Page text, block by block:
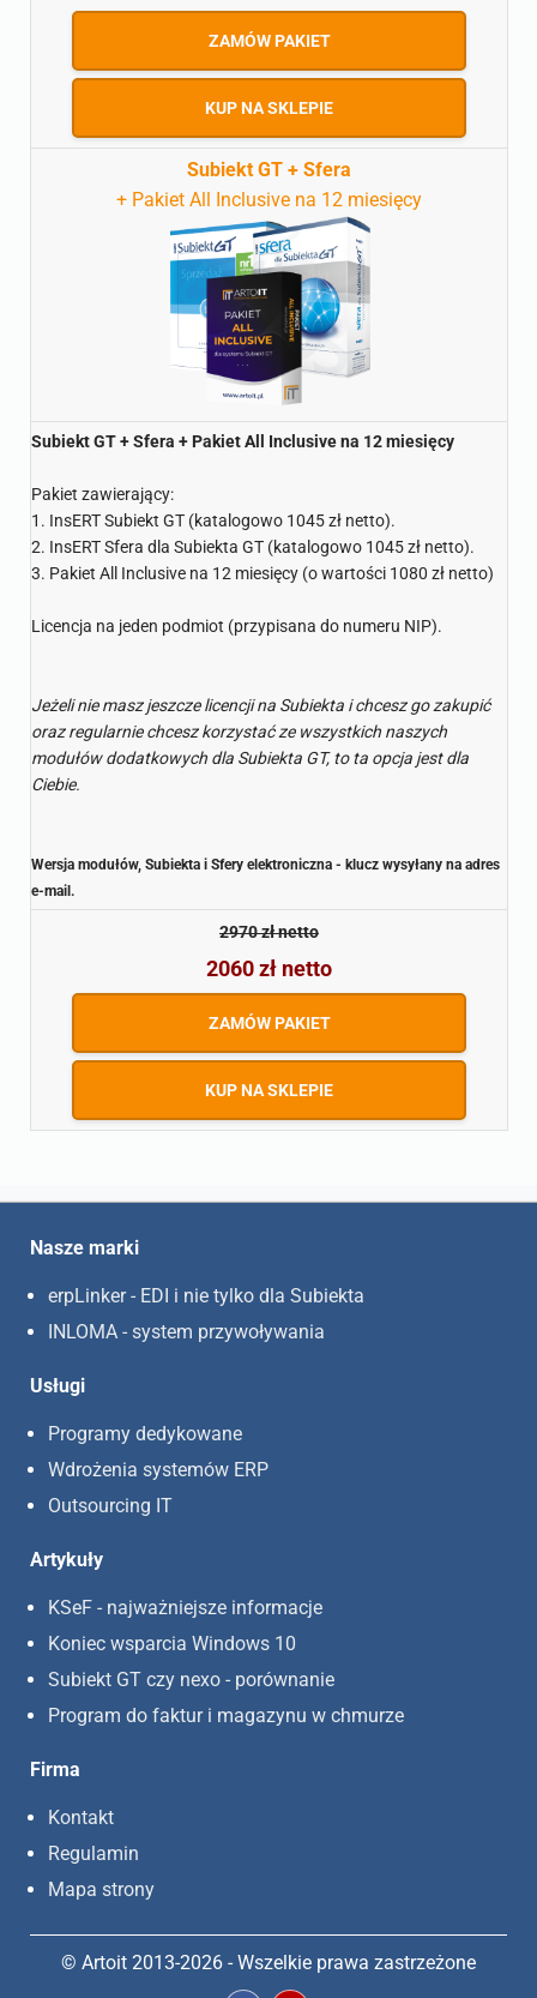
ZAMÓW PAKIET
KUP NA SKLEPIE
Subiekt GT + Sfera
+ Pakiet All Inclusive na 12 miesięcy
Subiekt GT + Sfera + Pakiet All Inclusive na 12 miesięcy
Pakiet zawierający:
1. InsERT Subiekt GT (katalogowo 1045 zł netto).
2. InsERT Sfera dla Subiekta GT (katalogowo 1045 zł netto).
3. Pakiet All Inclusive na 12 miesięcy (o wartości 1080 zł netto)
Licencja na jeden podmiot (przypisana do numeru NIP).
Jeżeli nie masz jeszcze licencji na Subiekta i chcesz go zakupić
oraz regularnie chcesz korzystać ze wszystkich naszych
modułów dodatkowych dla Subiekta GT, to ta opcja jest dla
Ciebie.
Wersja modułów, Subiekta i Sfery elektroniczna - klucz wysyłany na adres
e-mail.
2970 zł netto
2060 zł netto
ZAMÓW PAKIET
KUP NA SKLEPIE
Nasze marki
erpLinker - EDI i nie tylko dla Subiekta
INLOMA - system przywoływania
Usługi
Programy dedykowane
Wdrożenia systemów ERP
Outsourcing IT
Artykuły
KSeF - najważniejsze informacje
Koniec wsparcia Windows 10
Subiekt GT czy nexo - porównanie
Program do faktur i magazynu w chmurze
Firma
Kontakt
Regulamin
Mapa strony
© Artoit 2013-2026 - Wszelkie prawa zastrzeżone